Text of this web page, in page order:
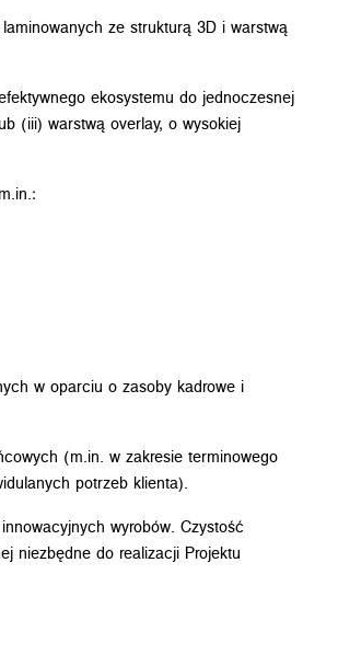
ze strukturą 3D i warstwą
ekosystemu do jednoczesnej
(iii) warstwą overlay, o wysokiej
w oparciu o zasoby kadrowe i
(m.in. w zakresie terminowego
potrzeb klienta).
wyrobów. Czystość
niezbędne do realizacji Projektu